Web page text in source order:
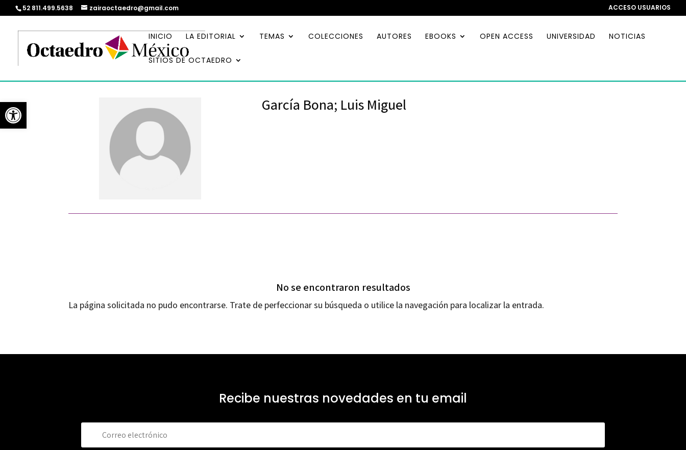
Abrir barra de herramientas
52 811.499.5638 zairaoctaedro@gmail.com ACCESO USUARIOS
INICIO LA EDITORIAL TEMAS COLECCIONES AUTORES EBOOKS OPEN ACCESS UNIVERSIDAD NOTICIAS
SITIOS DE OCTAEDRO
García Bona; Luis Miguel
No se encontraron resultados
La página solicitada no pudo encontrarse. Trate de perfeccionar su búsqueda o utilice la navegación para localizar la entrada.
Recibe nuestras novedades en tu email